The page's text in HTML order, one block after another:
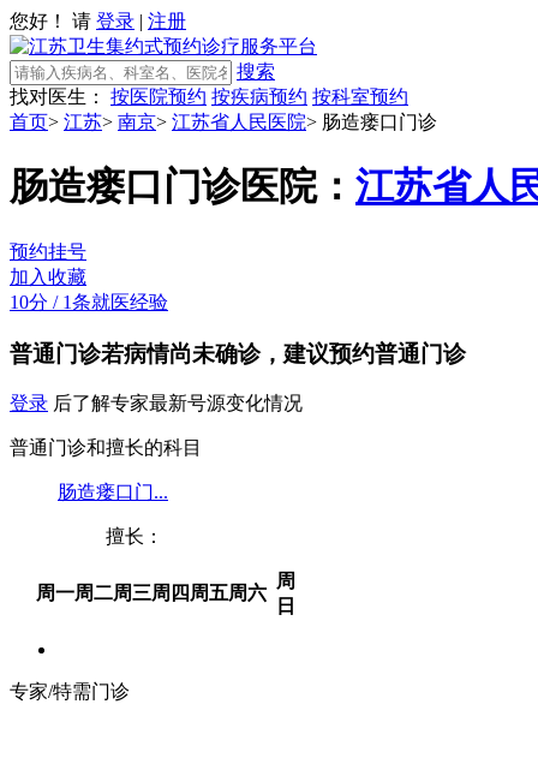
您好！ 请 登录 | 注册
搜索
找对医生：
按医院预约 按疾病预约 按科室预约
首页> 江苏> 南京> 江苏省人民医院> 肠造瘘口门诊
肠造瘘口门诊医院： 江苏省人
预约挂号
加入收藏
10分 / 1条就医经验
普通门诊若病情尚未确诊，建议预约普通门诊
登录 后了解专家最新号源变化情况
普通门诊和擅长的科目
肠造瘘口门...
擅长：
周一周二周三周四 周五周六
周
日
专家/特需门诊